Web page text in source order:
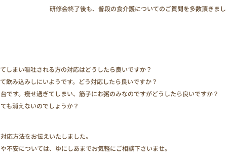
研修会終了後も、普段の食介護についてのご質問を多数頂きまし
しまい嘔吐される方の対応はどうしたら良いですか？
み込みしにいようです。どう対応したら良いですか？
です。痩せ過ぎてしまい、筋子にお粥のみなのですがどうしたら良いですか？
も消えないのでしょうか？
応方法をお伝えいたしました。
不安については、ゆにしあまでお気軽にご相談下さいませ。